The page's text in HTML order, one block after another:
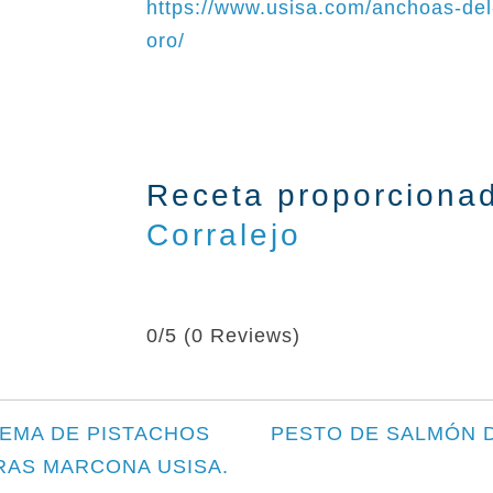
https://www.usisa.com/anchoas-
oro/
Receta
Corralejo
0/5 (0 Reviews)
DE PISTACHOS
MARCONA USISA.
PESTO DE SALMÓN